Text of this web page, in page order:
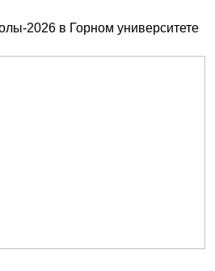
2026 в Горном университете